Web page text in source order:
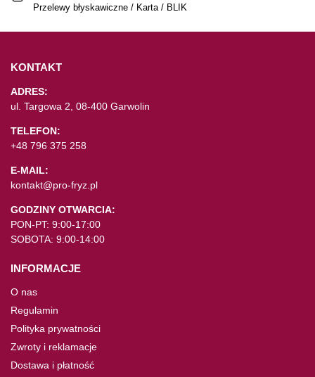
Przelewy błyskawiczne / Karta / BLIK
KONTAKT
ADRES:
ul. Targowa 2, 08-400 Garwolin
TELEFON:
+48 796 375 258
E-MAIL:
kontakt@pro-fryz.pl
GODZINY OTWARCIA:
PON-PT: 9:00-17:00
SOBOTA: 9:00-14:00
INFORMACJE
O nas
Regulamin
Polityka prywatności
Zwroty i reklamacje
Dostawa i płatność